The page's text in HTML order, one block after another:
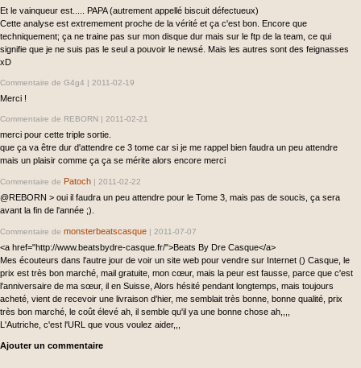
Et le vainqueur est..... PAPA (autrement appellé biscuit défectueux)
Cette analyse est extremement proche de la vérité et ça c'est bon. Encore que
techniquement; ça ne traine pas sur mon disque dur mais sur le ftp de la team, ce qui
signifie que je ne suis pas le seul a pouvoir le newsé. Mais les autres sont des feignasses
xD
Commentaire de G4g4 | 2011-02-19
Merci !
Commentaire de REBORN | 2011-02-21
merci pour cette triple sortie.
que ça va être dur d'attendre ce 3 tome car si je me rappel bien faudra un peu attendre
mais un plaisir comme ça ça se mérite alors encore merci
Commentaire de Patoch | 2011-02-22
@REBORN > oui il faudra un peu attendre pour le Tome 3, mais pas de soucis, ça sera
avant la fin de l'année ;).
Commentaire de monsterbeatscasque | 2011-07-07
<a href="http://www.beatsbydre-casque.fr/">Beats By Dre Casque</a>
Mes écouteurs dans l'autre jour de voir un site web pour vendre sur Internet () Casque, le
prix est très bon marché, mail gratuite, mon cœur, mais la peur est fausse, parce que c'est
l'anniversaire de ma sœur, il en Suisse, Alors hésité pendant longtemps, mais toujours
acheté, vient de recevoir une livraison d'hier, me semblait très bonne, bonne qualité, prix
très bon marché, le coût élevé ah, il semble qu'il ya une bonne chose ah,,,,
L'Autriche, c'est l'URL que vous voulez aider,,,
Ajouter un commentaire